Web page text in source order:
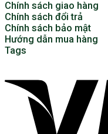
Chính sách giao hàng
Chính sách đổi trả
Chính sách bảo mật
Hướng dẫn mua hàng
Tags